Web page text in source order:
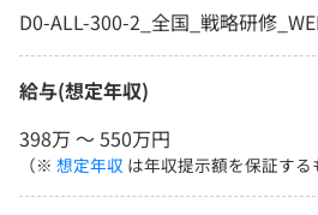
D0-ALL-300-2_全国_戦略研修
給与(想定年収)
398万 〜 550万円
（※ 想定年収 は年収提示額を保証する